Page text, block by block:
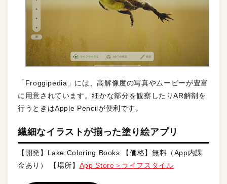
「Froggipedia」には、高解像度の写真やムービーが豊富
に用意されています。細かな部分を観察したりAR解剖を
行うときはApple Pencilが便利です。
繊細なイラストが揃った塗り絵アプリ
【開発】Lake:Coloring Books 【価格】無料（App内課
金あり） 【場所】 App Store＞ライフスタイル